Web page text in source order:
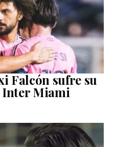
Falcón sufre su
Miami